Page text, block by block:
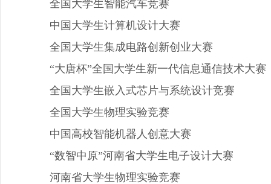
全国大学生智能汽车竞赛
中国大学生计算机设计大赛
全国大学生集成电路创新创业大赛
“大唐杯”全国大学生新一代信息通信技术大赛
全国大学生嵌入式芯片与系统设计竞赛
全国大学生物理实验竞赛
中国高校智能机器人创意大赛
“数智中原”河南省大学生电子设计大赛
河南省大学生物理实验竞赛